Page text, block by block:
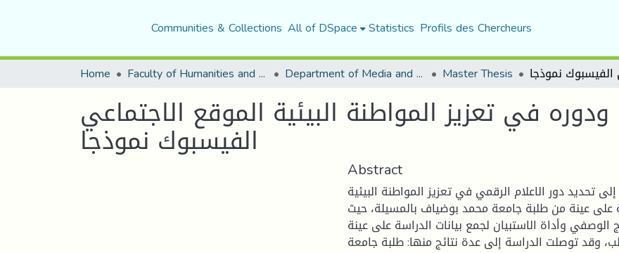
Communities & Collections All of DSpace Statistics Profils des Chercheurs
Home Faculty of Humanities and Social Sciences Department of Media and Communication Studies Master Thesis
ودوره في تعزيز المواطنة البيئية الموقع الاجتماعي
الفيسبوك نموذجا
Abstract
تحديد دور الاعلام الرقمي في تعزيز المواطنة البيئية
على عينة من طلبة جامعة محمد بوضياف بالمسيلة، حيث
الوصفي وأداة الاستبيان لجمع بيانات الدراسة على عينة
من 77 طالب، وقد توصلت الدراسة إلى عدة نتائج منها: طلبة جامعة